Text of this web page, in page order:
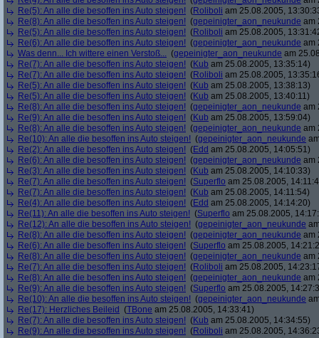
Re(5): An alle die besoffen ins Auto steigen! (Roliboli am 25.08.2005,
Re(8): An alle die besoffen ins Auto steigen! (gepeinigter_aon_neukunde am
Re(5): An alle die besoffen ins Auto steigen! (Roliboli am 25.08.2005,
Re(6): An alle die besoffen ins Auto steigen! (gepeinigter_aon_neukunde am
Was denn... Ich wittere einen Verstoß... (gepeinigter_aon_neukunde am
Re(7): An alle die besoffen ins Auto steigen! (Kub am 25.08.2005, 13:35:14)
Re(7): An alle die besoffen ins Auto steigen! (Roliboli am 25.08.2005,
Re(5): An alle die besoffen ins Auto steigen! (Kub am 25.08.2005, 13:38:13)
Re(5): An alle die besoffen ins Auto steigen! (Kub am 25.08.2005, 13:40:11)
Re(8): An alle die besoffen ins Auto steigen! (gepeinigter_aon_neukunde am
Re(9): An alle die besoffen ins Auto steigen! (Kub am 25.08.2005, 13:59:04)
Re(8): An alle die besoffen ins Auto steigen! (gepeinigter_aon_neukunde am
Re(10): An alle die besoffen ins Auto steigen! (gepeinigter_aon_neukunde
Re(2): An alle die besoffen ins Auto steigen! (Edd am 25.08.2005, 14:05:51)
Re(6): An alle die besoffen ins Auto steigen! (gepeinigter_aon_neukunde am
Re(3): An alle die besoffen ins Auto steigen! (Kub am 25.08.2005, 14:10:33)
Re(7): An alle die besoffen ins Auto steigen! (Superflo am 25.08.2005,
Re(7): An alle die besoffen ins Auto steigen! (Kub am 25.08.2005, 14:11:54)
Re(4): An alle die besoffen ins Auto steigen! (Edd am 25.08.2005, 14:14:20)
Re(11): An alle die besoffen ins Auto steigen! (Superflo am 25.08.2005,
Re(12): An alle die besoffen ins Auto steigen! (gepeinigter_aon_neukunde
Re(8): An alle die besoffen ins Auto steigen! (gepeinigter_aon_neukunde am
Re(6): An alle die besoffen ins Auto steigen! (Superflo am 25.08.2005,
Re(8): An alle die besoffen ins Auto steigen! (gepeinigter_aon_neukunde am
Re(7): An alle die besoffen ins Auto steigen! (Roliboli am 25.08.2005,
Re(8): An alle die besoffen ins Auto steigen! (gepeinigter_aon_neukunde am
Re(9): An alle die besoffen ins Auto steigen! (Superflo am 25.08.2005,
Re(10): An alle die besoffen ins Auto steigen! (gepeinigter_aon_neukunde
Re(17): Herzliches Beileid (TBone am 25.08.2005, 14:33:41)
Re(7): An alle die besoffen ins Auto steigen! (Kub am 25.08.2005, 14:34:55)
Re(9): An alle die besoffen ins Auto steigen! (Roliboli am 25.08.2005,